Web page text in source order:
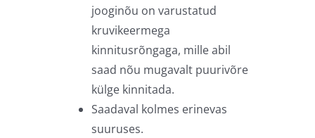
jooginõu on varustatud
kruvikeermega
kinnitusrõngaga, mille abil
saad nõu mugavalt puurivõre
külge kinnitada.
Saadaval kolmes erinevas
suuruses.